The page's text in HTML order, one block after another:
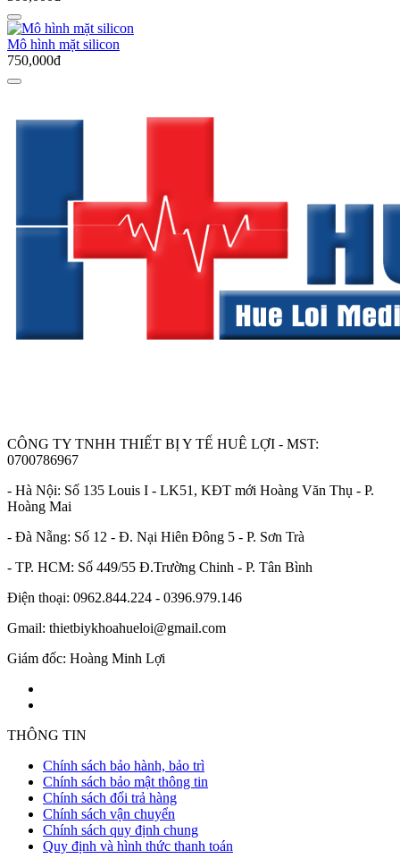
Mô hình mặt silicon
750,000đ
CÔNG TY TNHH THIẾT BỊ Y TẾ HUÊ LỢI - MST:
0700786967
- Hà Nội: Số 135 Louis I - LK51, KĐT mới Hoàng Văn Thụ - P.
Hoàng Mai
- Đà Nẵng: Số 12 - Đ. Nại Hiên Đông 5 - P. Sơn Trà
- TP. HCM: Số 449/55 Đ.Trường Chinh - P. Tân Bình
Điện thoại: 0962.844.224 - 0396.979.146
Gmail: thietbiykhoahueloi@gmail.com
Giám đốc: Hoàng Minh Lợi
THÔNG TIN
Chính sách bảo hành, bảo trì
Chính sách bảo mật thông tin
Chính sách đổi trả hàng
Chính sách vận chuyển
Chính sách quy định chung
Quy định và hình thức thanh toán